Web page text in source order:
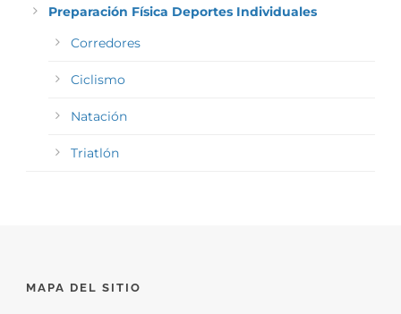
Preparación Física Deportes Individuales
Corredores
Ciclismo
Natación
Triatlón
MAPA DEL SITIO